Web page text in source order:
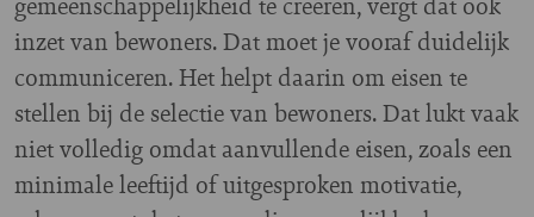
inzet van bewoners. Dat moet je vooraf duidelijk
communiceren. Het helpt daarin om eisen te
stellen bij de selectie van bewoners. Dat lukt vaak
niet volledig omdat aanvullende eisen, zoals een
minimale leeftijd of uitgesproken motivatie,